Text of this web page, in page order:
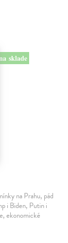
sklade
na Prahu, pád
i Biden, Putin i
ekonomické